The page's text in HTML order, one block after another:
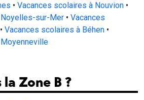
• Vacances scolaires à Nouvion •
sur-Mer • Vacances
• Vacances scolaires à Béhen •
Zone B ?